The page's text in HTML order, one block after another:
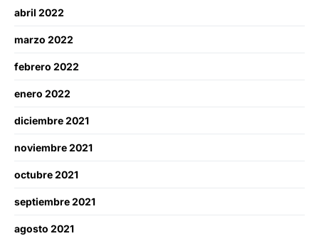
abril 2022
marzo 2022
febrero 2022
enero 2022
diciembre 2021
noviembre 2021
octubre 2021
septiembre 2021
agosto 2021